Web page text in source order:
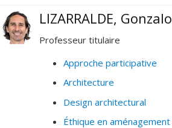
LIZARRALDE, Gonzalo
Professeur titulaire
Approche participative
Architecture
Design architectural
Éthique en aménagement